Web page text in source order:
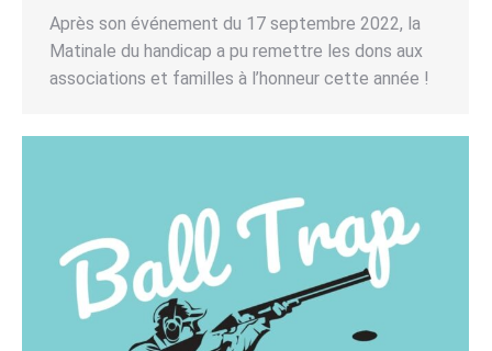
Après son événement du 17 septembre 2022, la
Matinale du handicap a pu remettre les dons aux
associations et familles à l’honneur cette année !